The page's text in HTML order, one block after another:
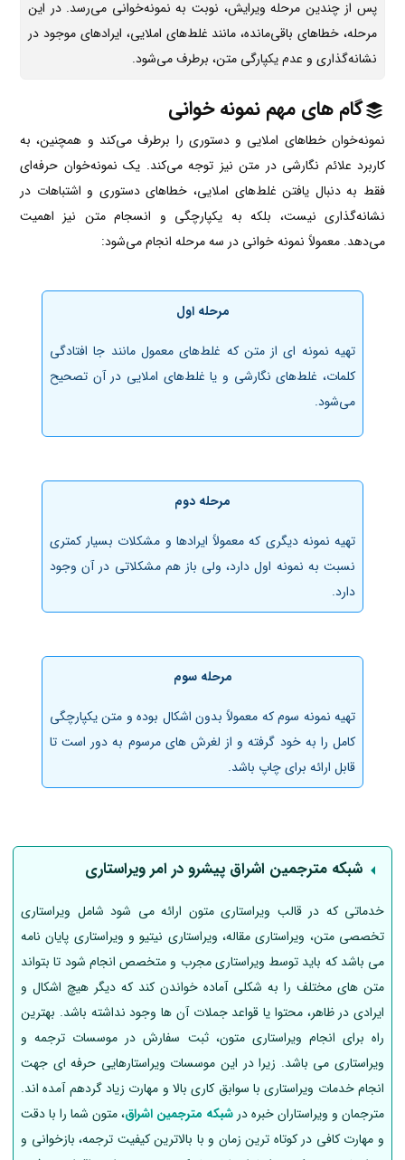
پس از چندین مرحله ویرایش، نوبت به نمونه‌خوانی می‌رسد. در این
مرحله، خطاهای باقی‌مانده، مانند غلط‌های املایی، ایرادهای موجود در
نشانه‌گذاری و عدم یکپارگی متن، برطرف می‌شود.
گام های مهم نمونه‌ خوانی
نمونه‌خوان خطاهای املایی و دستوری را برطرف می‌کند و همچنین، به
کاربرد علائم نگارشی در متن نیز توجه می‌کند. یک نمونه‌خوان حرفه‌ای
فقط به دنبال یافتن غلط‌های املایی، خطاهای دستوری و اشتباهات در
نشانه‌گذاری نیست، بلکه به یکپارچگی و انسجام متن نیز اهمیت
می‌دهد. معمولاً نمونه خوانی در سه مرحله انجام می‌شود:
مرحله اول
تهیه نمونه ای از متن که غلط‌های معمول مانند جا افتادگی
کلمات، غلط‌های نگارشی و یا غلط‌های املایی در آن تصحیح
می‌شود.
مرحله دوم
تهیه نمونه دیگری که معمولاً ایراد‌ها و مشکلات بسیار کمتری
نسبت به نمونه اول دارد، ولی باز هم مشکلاتی در آن وجود
دارد.
مرحله سوم
تهیه نمونه سوم که معمولاً بدون اشکال بوده و متن یکپارچگی
کامل را به خود گرفته و از لغرش های مرسوم به دور است تا
قابل ارائه برای چاپ باشد.
شبکه مترجمین اشراق پیشرو در امر ویراستاری
خدماتی که در قالب ویراستاری متون ارائه می شود شامل ویراستاری
تخصصی متن، ویراستاری مقاله، ویراستاری نیتیو و ویراستاری پایان نامه
می باشد که باید توسط ویراستاری مجرب و متخصص انجام شود تا بتواند
متن‌ های مختلف را به شکلی آماده خواندن کند که دیگر هیچ اشکال و
ایرادی در ظاهر، محتوا یا قواعد جملات آن ها وجود نداشته باشد. بهترین
راه برای انجام ویراستاری متون، ثبت سفارش در موسسات ترجمه و
ویراستاری می باشد. زیرا در این موسسات ویراستارهایی حرفه ای جهت
انجام خدمات ویراستاری با سوابق کاری بالا و مهارت زیاد گردهم آمده اند.
مترجمان و ویراستاران خبره در شبکه مترجمین اشراق، متون شما را با دقت
و مهارت کافی در کوتاه ترین زمان و با بالاترین کیفیت ترجمه، بازخوانی و